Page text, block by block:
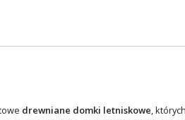
drewniane domki letniskowe,